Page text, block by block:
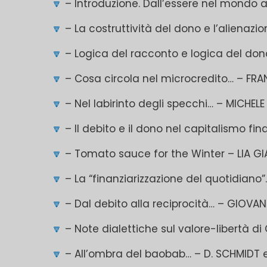
🔽 – Introduzione. Dall’essere nel mondo
🔽 – La costruttività del dono e
🔽 – Logica del racconto e logica del dono
🔽 – Cosa circola nel microcredito… –
🔽 – Nel labirinto degli specchi… – MICHELE
🔽 – Il debito e il dono nel capitalismo
🔽 – Tomato sauce for the Winter – LIA
🔽 – La “finanziarizzazione del quotidiano”…
🔽 – Dal debito alla reciprocità… –
🔽 – Note dialettiche sul valore-libertà di
🔽 – All’ombra del baobab… – D. SCHMIDT